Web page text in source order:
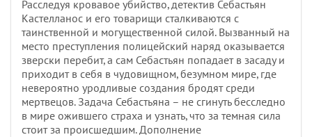
Расследуя кровавое убийство, детектив Себастьян
Кастелланос и его товарищи сталкиваются с
таинственной и могущественной силой. Вызванный на
место преступления полицейский наряд оказывается
зверски перебит, а сам Себастьян попадает в засаду и
приходит в себя в чудовищном, безумном мире, где
невероятно уродливые создания бродят среди
мертвецов. Задача Себастьяна – не сгинуть бесследно
в мире ожившего страха и узнать, что за темная сила
стоит за происшедшим. Дополнение